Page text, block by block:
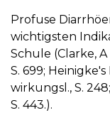
Profuse
wichtigsten
Schule (Clarke,
S. 699;
wirkungsl., S.
S. 443.).